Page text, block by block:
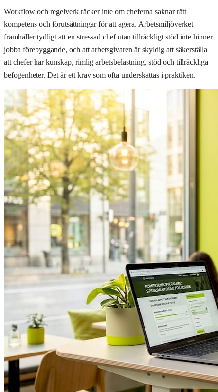
Workflow och regelverk räcker inte om cheferna saknar rätt
kompetens och förutsättningar för att agera. Arbetsmiljöverket
framhåller tydligt att en stressad chef utan tillräckligt stöd inte hinner
jobba förebyggande, och att arbetsgivaren är skyldig att säkerställa
att chefer har kunskap, rimlig arbetsbelastning, stöd och tillräckliga
befogenheter. Det är ett krav som ofta underskattas i praktiken.